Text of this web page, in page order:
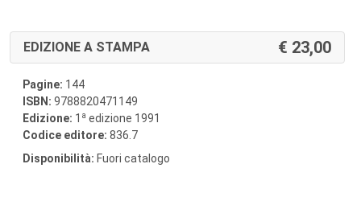
EDIZIONE A STAMPA 23,00
Pagine: 144
ISBN: 9788820471149
Edizione: 1 a edizione 1991
Codice editore: 836.7
Disponibilità: Fuori catalogo